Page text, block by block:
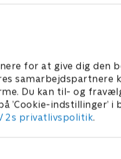
for at give dig den
samarbejdspartnere
Du kan til- og
indstillinger’ i
2s privatlivspolitik.